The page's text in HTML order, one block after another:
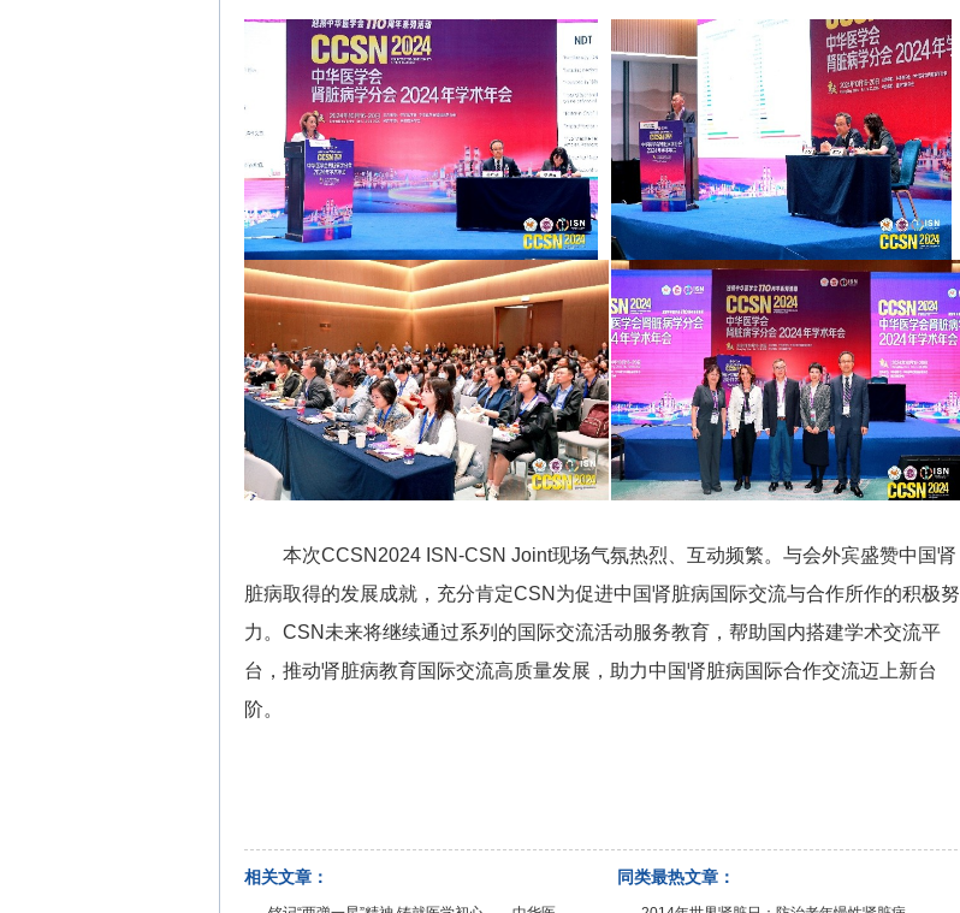
本次CCSN2024 ISN-CSN Joint现场气氛热烈、互动频繁。与会外宾盛赞中国肾
脏病取得的发展成就，充分肯定CSN为促进中国肾脏病国际交流与合作所作的积极努
力。CSN未来将继续通过系列的国际交流活动服务教育，帮助国内搭建学术交流平
台，推动肾脏病教育国际交流高质量发展，助力中国肾脏病国际合作交流迈上新台
阶。
相关文章： 同类最热文章：